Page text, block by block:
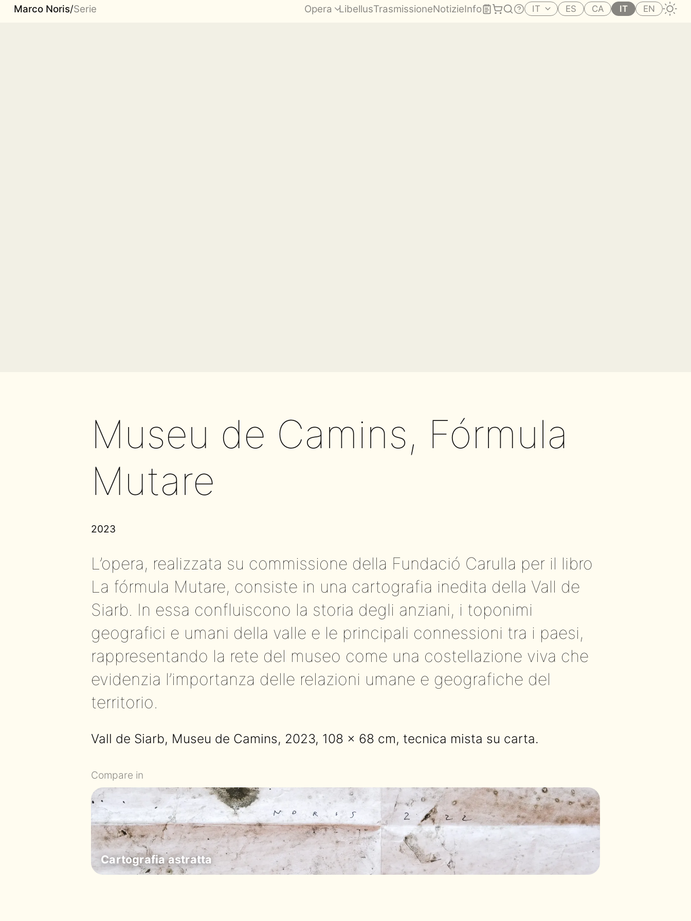
Marco Noris/Serie Opera LibellusTrasmissioneNotizieInfo IT ES CA IT EN
Museu de Camins, Fórmula
Mutare
2023
L’opera, realizzata su commissione della Fundació Carulla per il libro
La fórmula Mutare, consiste in una cartografia inedita della Vall de
Siarb. In essa confluiscono la storia degli anziani, i toponimi
geografici e umani della valle e le principali connessioni tra i paesi,
rappresentando la rete del museo come una costellazione viva che
evidenzia l’importanza delle relazioni umane e geografiche del
territorio.
Vall de Siarb, Museu de Camins, 2023, 108 × 68 cm, tecnica mista su carta.
Compare in
Cartografia astratta